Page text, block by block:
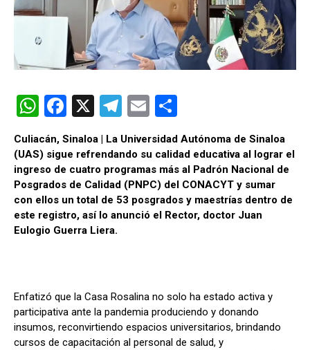
W
at
s
A
p
p
F
ce
b
o
o
k
X
T
e
gr
a
m
E
ail m
p
ar
tir
Culiacán, Sinaloa | La Universidad Autónoma de Sinaloa
(UAS) sigue refrendando su calidad educativa al lograr el
ingreso de cuatro programas más al Padrón Nacional de
Posgrados de Calidad (PNPC) del CONACYT y sumar
con ellos un total de 53 posgrados y maestrías dentro de
este registro, así lo anunció el Rector, doctor Juan
Eulogio Guerra Liera.
Enfatizó que la Casa Rosalina no solo ha estado activa y
participativa ante la pandemia produciendo y donando
insumos, reconvirtiendo espacios universitarios, brindando
cursos de capacitación al personal de salud, y